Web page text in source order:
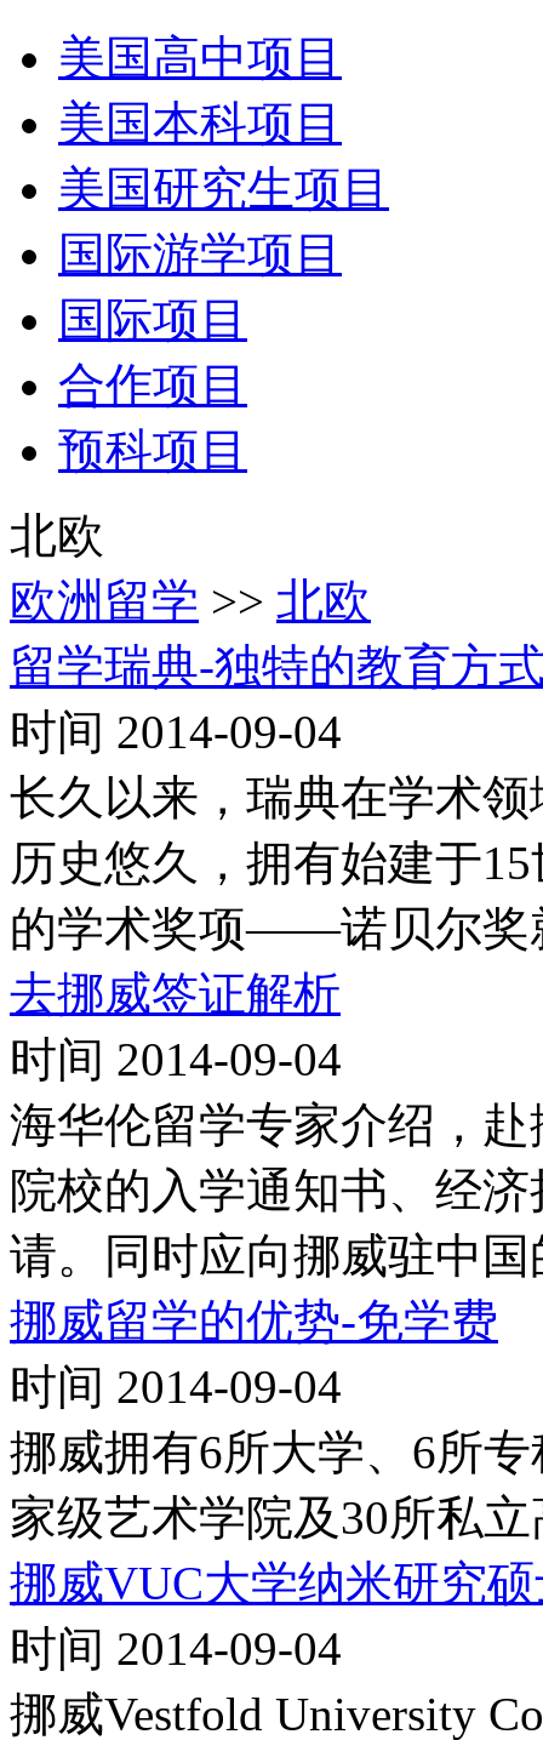
美国高中项目
美国本科项目
美国研究生项目
国际游学项目
国际项目
合作项目
预科项目
北欧
欧洲留学 >> 北欧
留学瑞典-独特的教育方
时间 2014-09-04
长久以来，瑞典在学术
历史悠久，拥有始建于
的学术奖项——诺贝尔奖
去挪威签证解析
时间 2014-09-04
海华伦留学专家介绍，
院校的入学通知书、经
请。同时应向挪威驻中
挪威留学的优势-免学费
时间 2014-09-04
挪威拥有6所大学、6所
家级艺术学院及30所私
挪威VUC大学纳米研究
时间 2014-09-04
挪威Vestfold University